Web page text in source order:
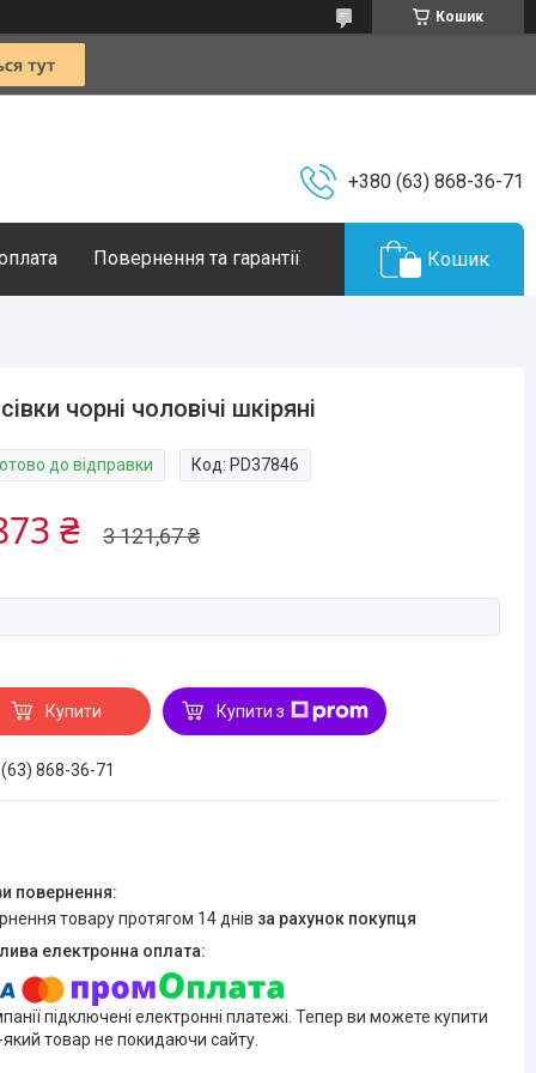
Кошик
+380 (63) 868-36-71
Повернення та гарантії Кошик
чорні чоловічі шкіряні
до відправки Код: PD37846
3 121,67 ₴
₴
Купити Купити з
868-36-71
товару протягом 14 днів за рахунок покупця
підключені електронні платежі. Тепер ви можете купити
товар не покидаючи сайту.